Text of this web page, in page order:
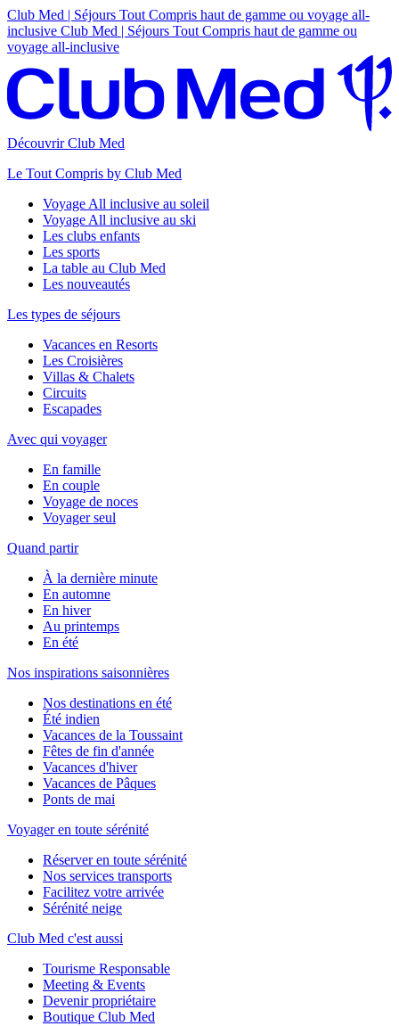
Club Med | Séjours Tout Compris haut de gamme ou voyage all-
inclusive Club Med | Séjours Tout Compris haut de gamme ou
voyage all-inclusive
Découvrir Club Med
Le Tout Compris by Club Med
Voyage All inclusive au soleil
Voyage All inclusive au ski
Les clubs enfants
Les sports
La table au Club Med
Les nouveautés
Les types de séjours
Vacances en Resorts
Les Croisières
Villas & Chalets
Circuits
Escapades
Avec qui voyager
En famille
En couple
Voyage de noces
Voyager seul
Quand partir
À la dernière minute
En automne
En hiver
Au printemps
En été
Nos inspirations saisonnières
Nos destinations en été
Été indien
Vacances de la Toussaint
Fêtes de fin d'année
Vacances d'hiver
Vacances de Pâques
Ponts de mai
Voyager en toute sérénité
Réserver en toute sérénité
Nos services transports
Facilitez votre arrivée
Sérénité neige
Club Med c'est aussi
Tourisme Responsable
Meeting & Events
Devenir propriétaire
Boutique Club Med